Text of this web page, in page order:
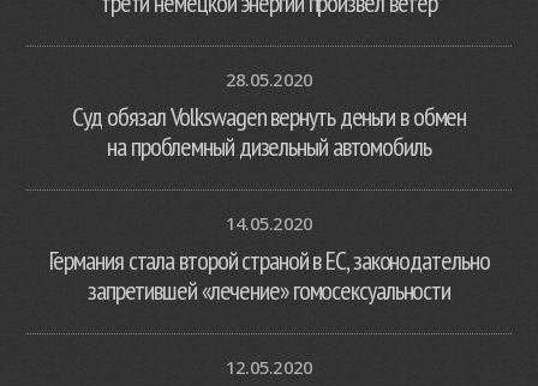
28.05.2020
Суд обязал Volkswagen вернуть деньги в обмен
на проблемный дизельный автомобиль
14.05.2020
Германия стала второй страной в ЕС, законодательно
запретившей «лечение» гомосексуальности
12.05.2020